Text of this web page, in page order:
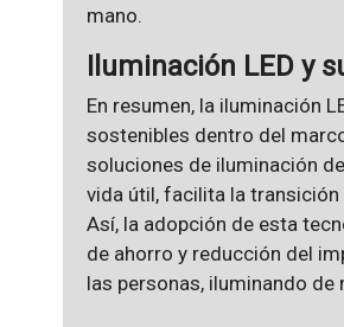
mano.
Iluminación LED y
En resumen, la iluminación
sostenibles dentro del
soluciones de iluminación
vida útil, facilita la
Así, la adopción de esta
de ahorro y reducción del
las personas, iluminando